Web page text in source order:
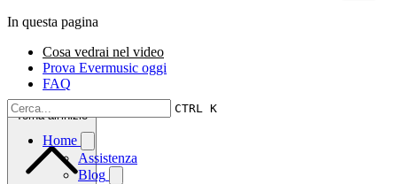
CTRL K
Home
Assistenza
Blog
In questa pagina
Cosa vedrai nel video
Prova Evermusic oggi
FAQ
Torna all'inizio